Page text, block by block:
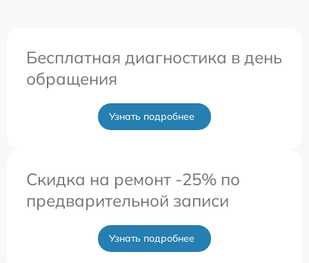
Бесплатная диагностика в день
обращения
Узнать подробнее
Скидка на ремонт -25% по
предварительной записи
Узнать подробнее